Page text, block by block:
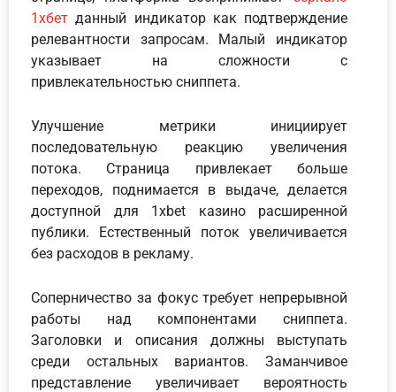
1хбет данный индикатор как подтверждение
релевантности запросам. Малый индикатор
указывает на сложности с
привлекательностью сниппета.
Улучшение метрики инициирует
последовательную реакцию увеличения
потока. Страница привлекает больше
переходов, поднимается в выдаче, делается
доступной для 1xbet казино расширенной
публики. Естественный поток увеличивается
без расходов в рекламу.
Соперничество за фокус требует непрерывной
работы над компонентами сниппета.
Заголовки и описания должны выступать
среди остальных вариантов. Заманчивое
представление увеличивает вероятность